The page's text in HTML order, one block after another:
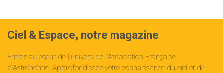
Ciel & Espace, notre magazine
Entrez au cœur de l'univers de l'Association Française
d'Astronomie. Approfondissez votre connaissance du ciel et de